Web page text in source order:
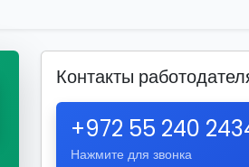
Контакты
+972 55 240
Нажмите для звонка